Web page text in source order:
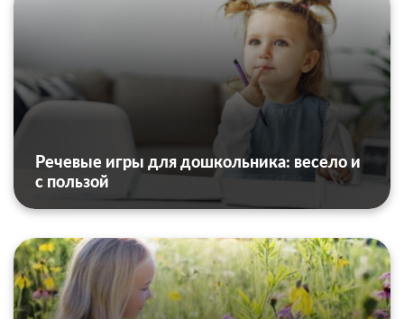
Речевые игры для дошкольника: весело и
с пользой